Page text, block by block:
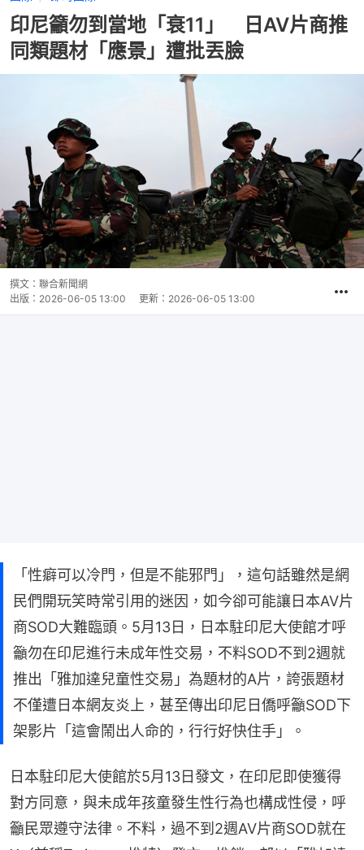
印尼籲勿到當地「衰11」 日AV片商推
同類題材「應景」遭批丟臉
撰文： 聯合新聞網
出版： 2026-06-05 13:00 更新： 2026-06-05 13:00
「性癖可以冷門，但是不能邪門」，這句話雖然是網
民們開玩笑時常引用的迷因，如今卻可能讓日本AV片
商SOD大難臨頭。5月13日，日本駐印尼大使館才呼
籲勿在印尼進行未成年性交易，不料SOD不到2週就
推出「雅加達兒童性交易」為題材的A片，誇張題材
不僅遭日本網友炎上，甚至傳出印尼日僑呼籲SOD下
架影片「這會鬧出人命的，行行好快住手」。
日本駐印尼大使館於5月13日發文，在印尼即使獲得
對方同意，與未成年孩童發生性行為也構成性侵，呼
籲民眾遵守法律。不料，過不到2週AV片商SOD就在